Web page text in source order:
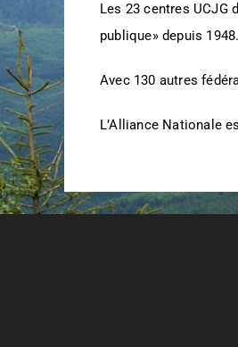
Les 23 centres UCJG
publique» depuis 1948.
Avec 130 autres
L’Alliance Nationale